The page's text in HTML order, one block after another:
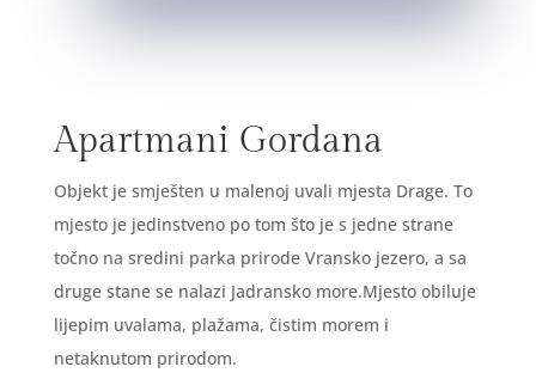
Apartmani Gordana
Objekt je smješten u malenoj uvali mjesta Drage. To
mjesto je jedinstveno po tom što je s jedne strane
točno na sredini parka prirode Vransko jezero, a sa
druge stane se nalazi Jadransko more.Mjesto obiluje
lijepim uvalama, plažama, čistim morem i
netaknutom prirodom.